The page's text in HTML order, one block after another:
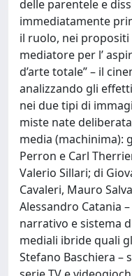
delle parentele e
immediatamente
il ruolo, nei
mediatore per l’
d’arte totale” – il
analizzando gli
nei due tipi di
miste nate
media (machinima):
Perron e Carl
Valerio Sillari; di
Cavaleri, Mauro
Alessandro Catania
narrativo e sistema
mediali ibride quali
Stefano Baschiera –